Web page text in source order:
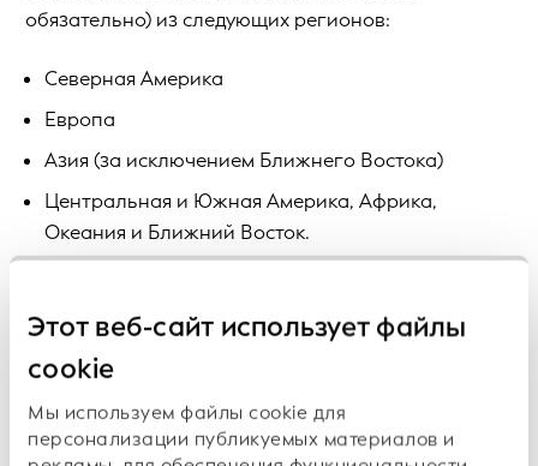
Этот веб-сайт использует файлы
cookie
Мы используем файлы cookie для
персонализации публикуемых материалов и
обязательно) из следующих регионов:
Северная Америка
Европа
Азия (за исключением Ближнего Востока)
Центральная и Южная Америка, Африка,
Океания и Ближний Восток.
присылайте заявочные документы, включая
заинтересованности и документ о соответствии
деловым и этическим требованиям, на
электронный адресGLEIF@heidrick.com.